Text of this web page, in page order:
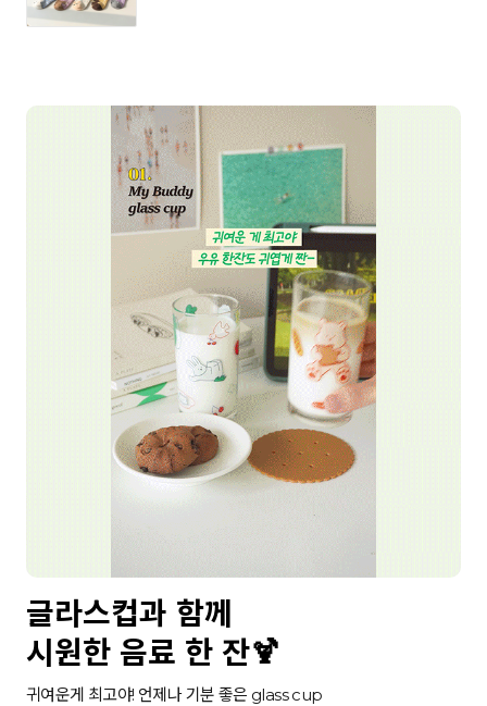
글라스컵과 함께
시원한 음료 한 잔🍹
귀여운게 최고야! 언제나 기분 좋은 glass cup